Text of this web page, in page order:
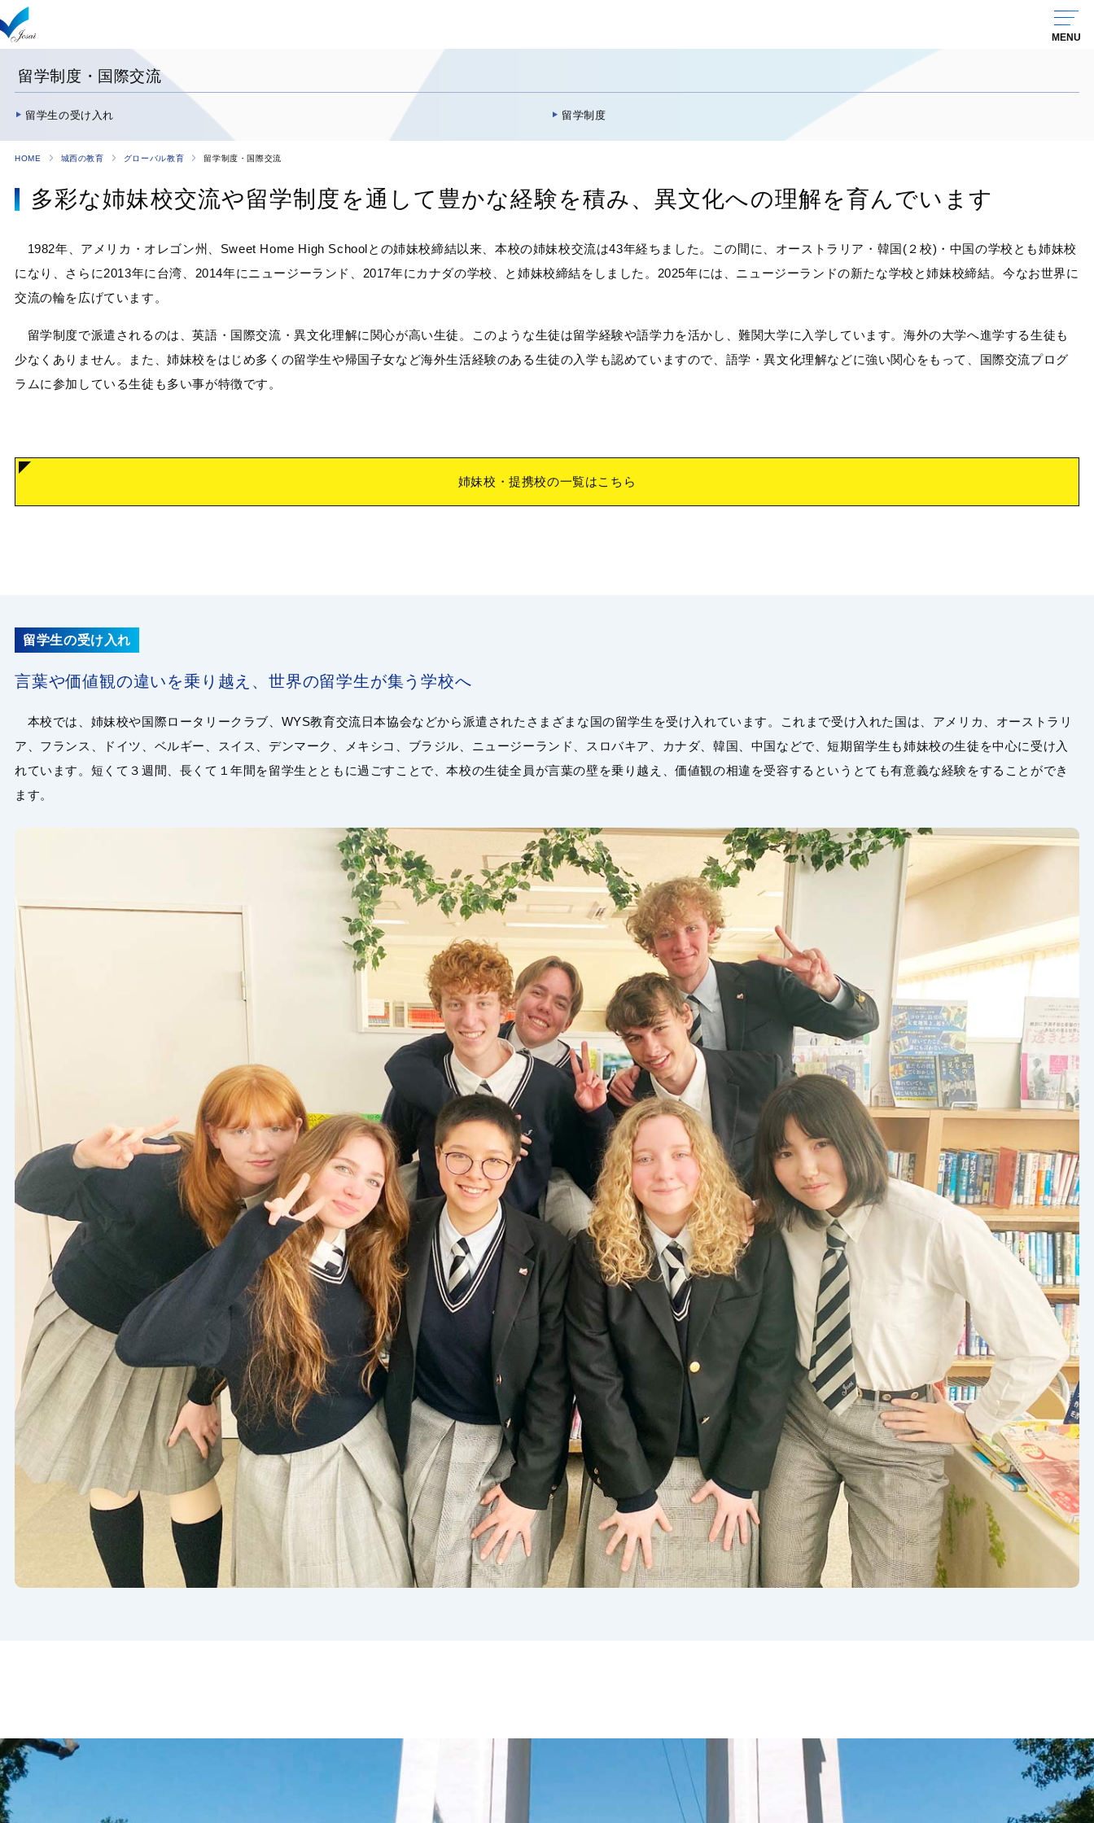
留学制度・国際交流
留学生の受け入れ 留学制度
HOME 城西の教育 グローバル教育 留学制度・国際交流
多彩な姉妹校交流や留学制度を通して豊かな経験を積み、異文化への理解を育んでいます
1982年、アメリカ・オレゴン州、Sweet Home High Schoolとの姉妹校締結以来、本校の姉妹校交流は43年経ちました。この間に、オーストラリア・韓国(２校)・中国の学校とも姉妹校
になり、さらに2013年に台湾、2014年にニュージーランド、2017年にカナダの学校、と姉妹校締結をしました。2025年には、ニュージーランドの新たな学校と姉妹校締結。今なお世界に
交流の輪を広げています。
留学制度で派遣されるのは、英語・国際交流・異文化理解に関心が高い生徒。このような生徒は留学経験や語学力を活かし、難関大学に入学しています。海外の大学へ進学する生徒も
少なくありません。また、姉妹校をはじめ多くの留学生や帰国子女など海外生活経験のある生徒の入学も認めていますので、語学・異文化理解などに強い関心をもって、国際交流プログ
ラムに参加している生徒も多い事が特徴です。
姉妹校・提携校の一覧はこちら
留学生の受け入れ
言葉や価値観の違いを乗り越え、世界の留学生が集う学校へ
本校では、姉妹校や国際ロータリークラブ、WYS教育交流日本協会などから派遣されたさまざまな国の留学生を受け入れています。これまで受け入れた国は、アメリカ、オーストラリ
ア、フランス、ドイツ、ベルギー、スイス、デンマーク、メキシコ、ブラジル、ニュージーランド、スロバキア、カナダ、韓国、中国などで、短期留学生も姉妹校の生徒を中心に受け入
れています。短くて３週間、長くて１年間を留学生とともに過ごすことで、本校の生徒全員が言葉の壁を乗り越え、価値観の相違を受容するというとても有意義な経験をすることができ
ます。